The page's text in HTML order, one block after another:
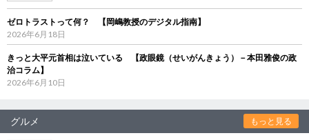
ゼロトラストって何？ 【岡嶋教授のデジタル指南】
2026年6月18日
きっと大平元首相は泣いている 【政眼鏡（せいがんきょう）－本田雅俊の政
治コラム】
2026年6月10日
グルメ もっと見る